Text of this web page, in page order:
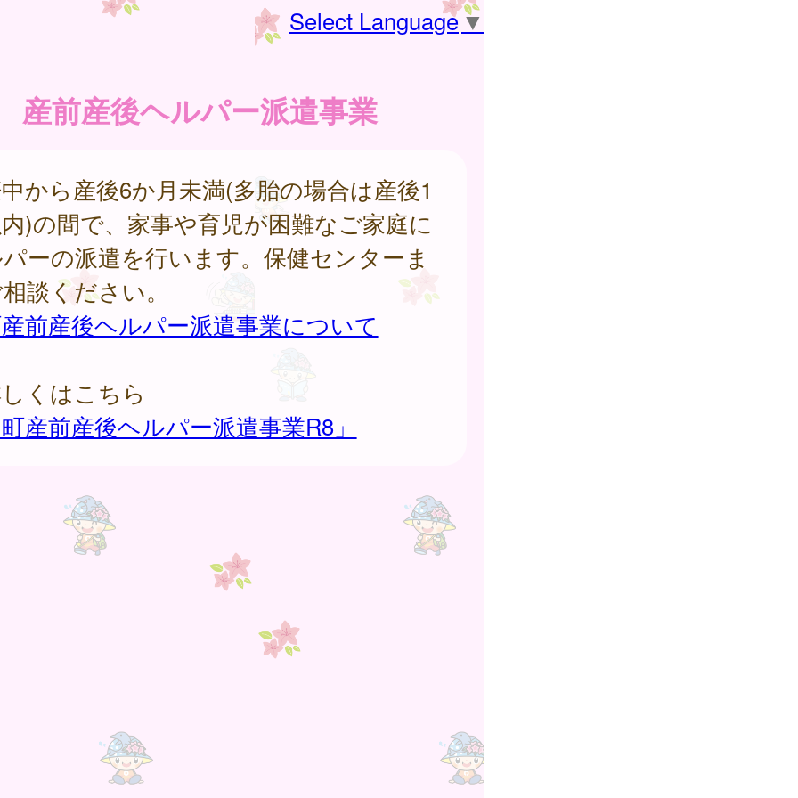
Select Language▼
産前産後ヘルパー派遣事業
から産後6か月未満(多胎の場合は産後1
)の間で、家事や育児が困難なご家庭に
ーの派遣を行います。保健センターま
談ください。
前産後ヘルパー派遣事業について
くはこちら
産前産後ヘルパー派遣事業R8」